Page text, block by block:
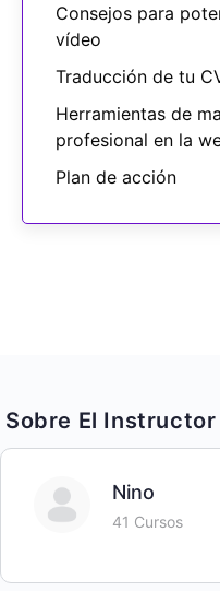
Consejos para
vídeo
Traducción de tu
Herramientas de
profesional en la
Plan de acción
Sobre El Instructor
Nino
41 Cursos